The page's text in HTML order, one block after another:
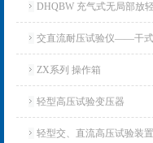
DHQBW 充气式无局部放
验变压器
交直流耐压试验仪——干式
ZX系列 操作箱
轻型高压试验变压器
轻型交、直流高压试验装置